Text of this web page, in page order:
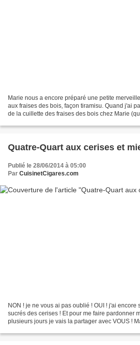
Marie nous a encore préparé une petite
aux fraises des bois, façon tiramisu. Quand j'ai
de la cuillette des fraises des bois chez Marie
Quatre-Quart aux cerises et
Publié le 28/06/2014 à 05:00
Par CuisinetCigares.com
NON ! je ne vous ai pas oublié ! OUI ! j'ai encore
sucrés des cerises ! Et pour me faire pardonner
plusieurs jours je vais la partager avec VOUS !